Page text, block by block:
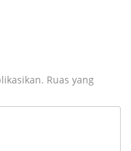
Ruas yang